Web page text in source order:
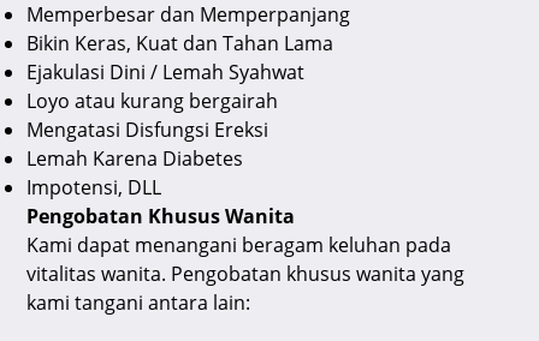
Memperbesar dan Memperpanjang
Bikin Keras, Kuat dan Tahan Lama
Ejakulasi Dini / Lemah Syahwat
Loyo atau kurang bergairah
Mengatasi Disfungsi Ereksi
Lemah Karena Diabetes
Impotensi, DLL
Pengobatan Khusus Wanita
Kami dapat menangani beragam keluhan pada
vitalitas wanita. Pengobatan khusus wanita yang
kami tangani antara lain: